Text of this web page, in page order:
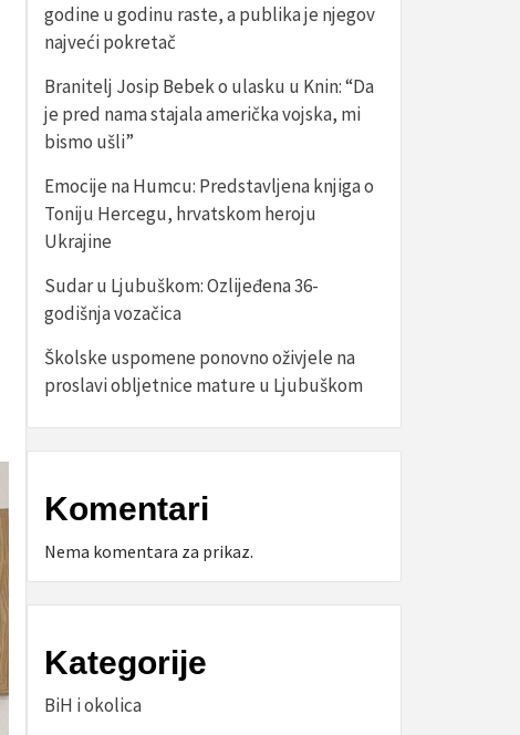
godine u godinu raste, a publika je njegov
najveći pokretač
Branitelj Josip Bebek o ulasku u Knin: “Da
je pred nama stajala američka vojska, mi
bismo ušli”
Emocije na Humcu: Predstavljena knjiga o
Toniju Hercegu, hrvatskom heroju
Ukrajine
Sudar u Ljubuškom: Ozlijeđena 36-
godišnja vozačica
Školske uspomene ponovno oživjele na
proslavi obljetnice mature u Ljubuškom
Komentari
Nema komentara za prikaz.
Kategorije
BiH i okolica